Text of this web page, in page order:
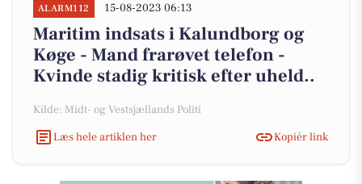
ALARM112 15-08-2023 06:13
Maritim indsats i Kalundborg og
Køge - Mand frarøvet telefon -
Kvinde stadig kritisk efter uheld..
Kilde: Midt- og Vestsjællands Politi
Læs hele artiklen her
Kopiér link